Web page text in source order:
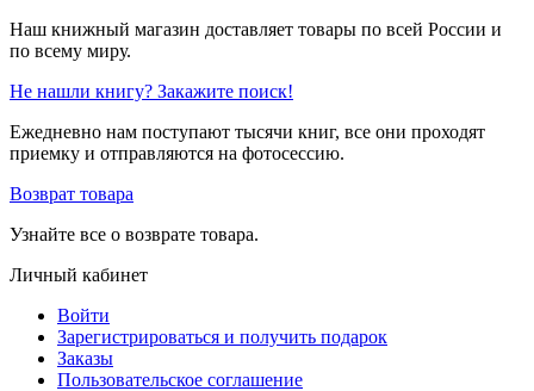
Наш книжный магазин доставляет товары по всей России и
по всему миру.
Не нашли книгу? Закажите поиск!
Ежедневно нам поступают тысячи книг, все они проходят
приемку и отправляются на фотосессию.
Возврат товара
Узнайте все о возврате товара.
Личный кабинет
Войти
Зарегистрироваться и получить подарок
Заказы
Пользовательское соглашение